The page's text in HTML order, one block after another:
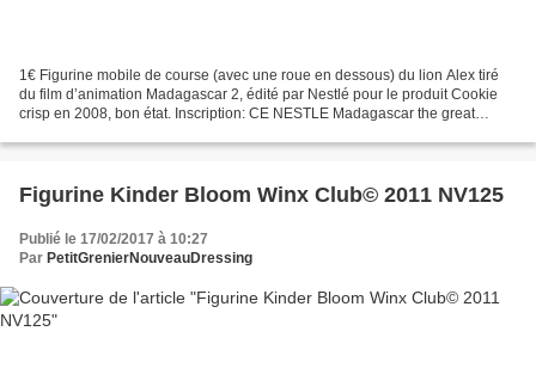
1€ Figurine mobile de course (avec une roue en dessous) du lion Alex tiré
du film d’animation Madagascar 2, édité par Nestlé pour le produit Cookie
crisp en 2008, bon état. Inscription: CE NESTLE Madagascar the great
Figurine Kinder Bloom Winx Club© 2011 NV125
Publié le 17/02/2017 à 10:27
Par PetitGrenierNouveauDressing